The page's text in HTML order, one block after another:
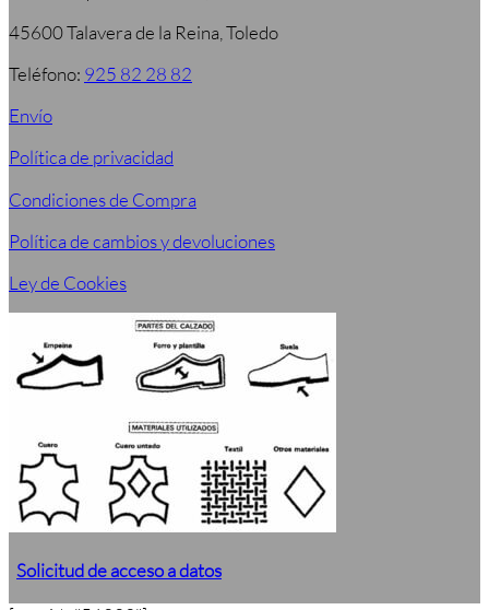
45600 Talavera de la Reina, Toledo
Teléfono: 925 82 28 82
Envío
Política de privacidad
Condiciones de Compra
Política de cambios y devoluciones
Ley de Cookies
Solicitud de acceso a datos